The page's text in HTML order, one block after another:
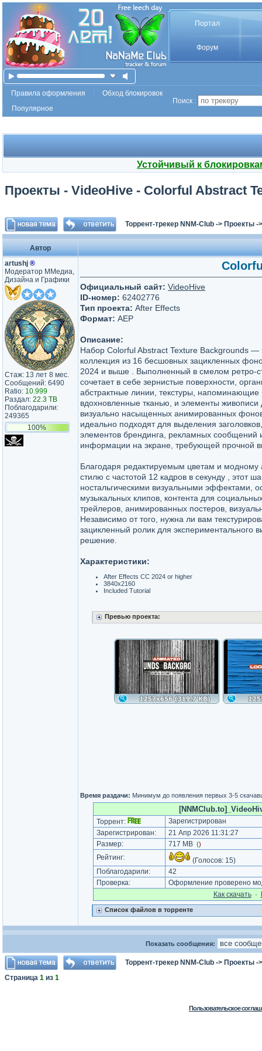
Портал
Форум
Правила оформления
Обход блокировок
Популярное
Поиск :
Устойчивый к
Проекты - VideoHive - Colorful Abstract
Торрент-трекер NNM-Club -> Проекты -
Автор
artushj ®
Модератор ММедиа,
Дизайна и Графики
Стаж: 13 лет 8 мес.
Сообщений: 6490
Ratio: 10.999
Раздал: 22.3 TB
Поблагодарили:
249365
100%
Официальный сайт: VideoHive
ID-номер: 62402776
Тип проекта: After Effects
Формат: AEP
Описание:
Набор Colorful Abstract Texture Backgrounds —
коллекция из 16 бесшовных зацикленных
2024 и выше . Выполненный в смелом ретро-
сочетает в себе зернистые поверхности,
абстрактные линии, текстуры, напоминающие
вдохновленные тканью, и элементы живописи
визуально насыщенных анимированных
идеально подходят для выделения
элементов брендинга, рекламных сообщений
информации на экране, требующей прочной
Благодаря редактируемым цветам и
стилю с частотой 12 кадров в секунду ,
ностальгическими визуальными эффектами,
музыкальных клипов, контента для
трейлеров, анимированных постеров,
Независимо от того, нужна ли вам
зацикленный ролик для экспериментального
решение.
Характеристики:
After Effects CC 2024 or higher
3840x2160
Included Tutorial
Превью проекта:
Время раздачи: Минимум до появления первых 3-5
Торрент:
Зарегистрирован
Зарегистрирован:
21 Апр 2026 11:31:27
Размер:
717 MB ()
Рейтинг: (Голосов: 15)
Поблагодарили:
42
Проверка:
Оформление проверено
Как cкачать·
Список файлов в торренте
Показать сообщения:
Торрент-трекер NNM-Club -> Проекты -
Страница 1 из 1
Пользовательское